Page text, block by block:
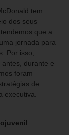
tem
dos seus
que a
jornada para
Por isso,
antes, durante e
foram
de
executiva.